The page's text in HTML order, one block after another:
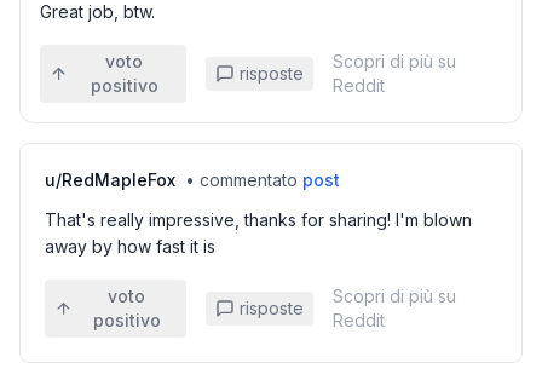
Great job, btw.
voto
positivo
risposte
Scopri di più su
Reddit
u/RedMapleFox • commentato post
That's really impressive, thanks for sharing! I'm blown
away by how fast it is
voto
positivo
risposte
Scopri di più su
Reddit